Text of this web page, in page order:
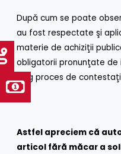
După cum se poate
au fost respectate şi
materie de achiziţii
obligatorii pronunţate
lung proces de
Astfel apreciem că
articol fără măcar a